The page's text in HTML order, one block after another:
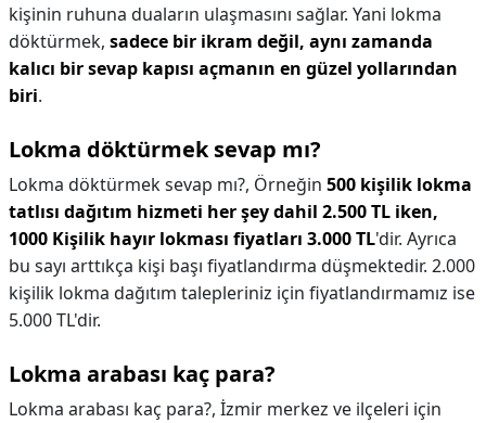
kişinin ruhuna duaların ulaşmasını sağlar. Yani lokma
döktürmek, sadece bir ikram değil, aynı zamanda
kalıcı bir sevap kapısı açmanın en güzel yollarından
biri.
Lokma döktürmek sevap mı?
Lokma döktürmek sevap mı?, Örneğin 500 kişilik lokma
tatlısı dağıtım hizmeti her şey dahil 2.500 TL iken,
1000 Kişilik hayır lokması fiyatları 3.000 TL'dir. Ayrıca
bu sayı arttıkça kişi başı fiyatlandırma düşmektedir. 2.000
kişilik lokma dağıtım talepleriniz için fiyatlandırmamız ise
5.000 TL'dir.
Lokma arabası kaç para?
Lokma arabası kaç para?, İzmir merkez ve ilçeleri için